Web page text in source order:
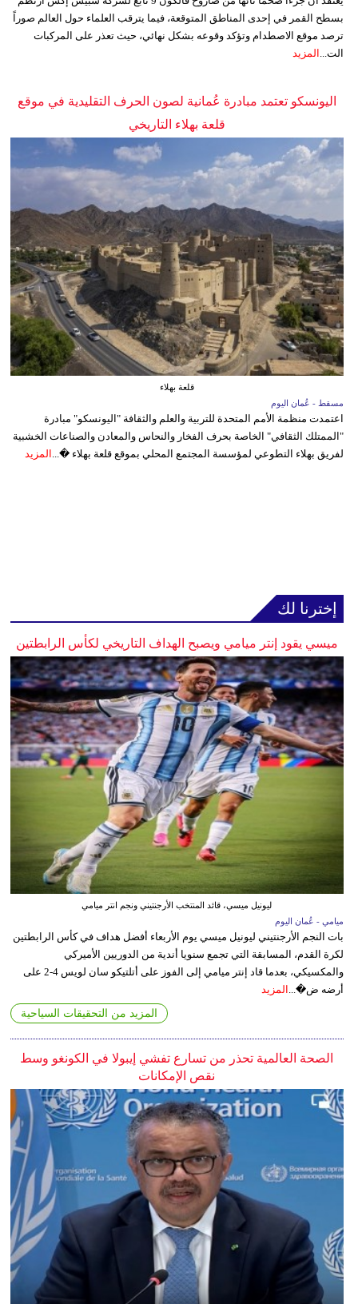
بسطح القمر في إحدى المناطق المتوقعة، فيما يترقب العلماء حول العالم صوراً
ترصد موقع الاصطدام وتؤكد وقوعه بشكل نهائي، حيث تعذر على المركبات
الت...
المزيد
اليونسكو تعتمد مبادرة عُمانية لصون الحرف التقليدية في موقع
قلعة بهلاء التاريخي
قلعة بهلاء
مسقط - عُمان اليوم
اعتمدت منظمة الأمم المتحدة للتربية والعلم والثقافة "اليونسكو" مبادرة
"الممتلك الثقافي" الخاصة بحرف الفخار والنحاس والمعادن والصناعات الخشبية
لفريق بهلاء التطوعي لمؤسسة المجتمع المحلي بموقع قلعة بهلاء �... المزيد
إخترنا لك
ميسي يقود إنتر ميامي ويصبح الهداف التاريخي لكأس الرابطتين
ليونيل ميسي، قائد المنتخب الأرجنتيني ونجم انتر ميامي
ميامي - عُمان اليوم
بات النجم الأرجنتيني ليونيل ميسي يوم الأربعاء أفضل هداف في كأس الرابطتين
لكرة القدم، المسابقة التي تجمع سنويا أندية من الدوريين الأميركي
والمكسيكي، بعدما قاد إنتر ميامي إلى الفوز على أتلتيكو سان لويس 4-2 على
أرضه ض�... المزيد
المزيد من التحقيقات السياحية
الصحة العالمية تحذر من تسارع تفشي إيبولا في الكونغو وسط
نقص الإمكانات